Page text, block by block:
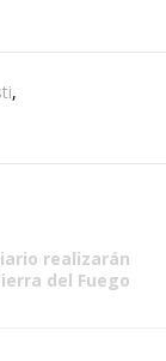
,
realizarán
del Fuego